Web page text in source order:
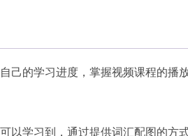
己的学习进度，掌握视频课程的播
以学习到，通过提供词汇配图的方